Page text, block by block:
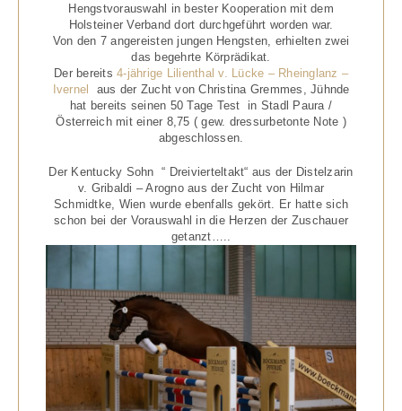
Hengstvorauswahl in bester Kooperation mit dem
Holsteiner Verband dort durchgeführt worden war.
Von den 7 angereisten jungen Hengsten, erhielten zwei
das begehrte Körprädikat.
Der bereits 4-jährige Lilienthal v. Lücke – Rheinglanz –
Ivernel
aus der Zucht von Christina Gremmes, Jühnde
hat bereits seinen 50 Tage Test in Stadl Paura /
Österreich mit einer 8,75 ( gew. dressurbetonte Note )
abgeschlossen.
Der Kentucky Sohn “ Dreivierteltakt“ aus der Distelzarin
v. Gribaldi – Arogno aus der Zucht von Hilmar
Schmidtke, Wien wurde ebenfalls gekört. Er hatte sich
schon bei der Vorauswahl in die Herzen der Zuschauer
getanzt…..